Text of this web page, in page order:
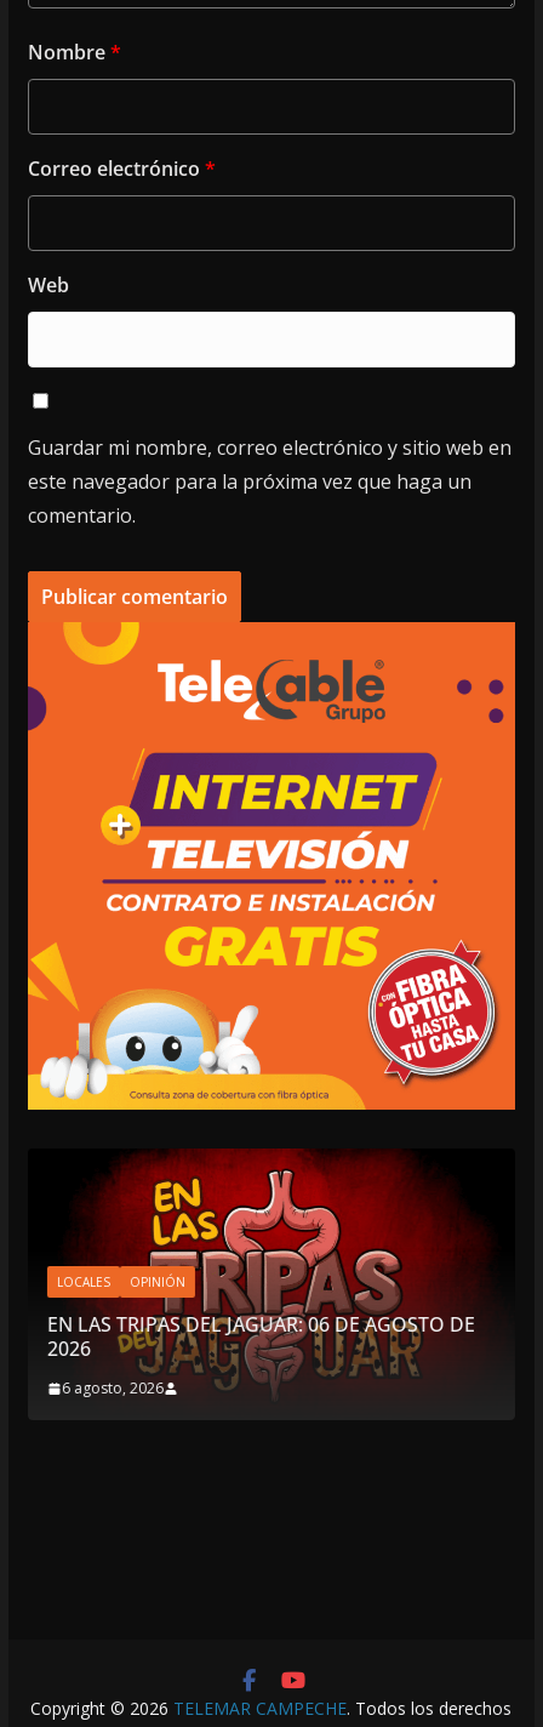
Nombre*
Correo electrónico *
Web
Guardar mi nombre, correo electrónico y sitio web en
este navegador para la próxima vez que haga un
comentario.
LOCALES OPINIÓN
EN LAS TRIPAS DEL JAGUAR: 06 DE AGOSTO DE
2026
6 agosto, 2026
Copyright © 2026 TELEMAR CAMPECHE. Todos los derechos